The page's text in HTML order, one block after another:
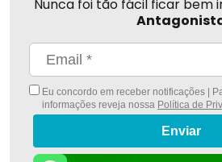
Nunca foi tão fácil ficar bem
Eu concordo em receber notificações |
informações reveja nossa Política de
Enviar